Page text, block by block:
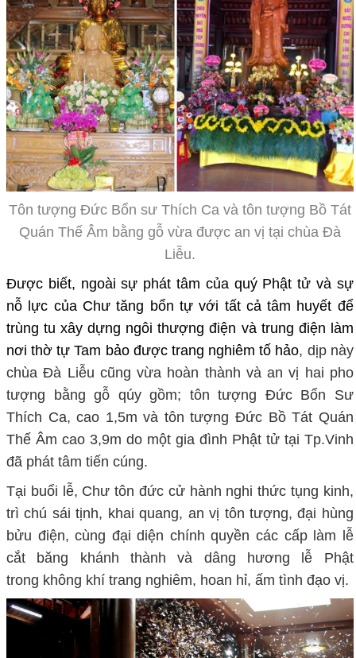
Tôn tượng Đức Bổn sư Thích Ca và tôn tượng Bồ Tát
Quán Thế Âm bằng gỗ vừa được an vị tại chùa Đà
Liễu.
Được biết, ngoài sự phát tâm của quý Phật tử và sự
nỗ lực của Chư tăng bổn tự với tất cả tâm huyết để
trùng tu xây dựng ngôi thượng điện và trung điện làm
nơi thờ tự Tam bảo được trang nghiêm tố hảo, dịp này
chùa Đà Liễu cũng vừa hoàn thành và an vị hai pho
tượng bằng gỗ qúy gồm; tôn tượng Đức Bổn Sư
Thích Ca, cao 1,5m và tôn tượng Đức Bồ Tát Quán
Thế Âm cao 3,9m do một gia đình Phật tử tại Tp.Vinh
đã phát tâm tiến cúng.
Tại buổi lễ, Chư tôn đức cử hành nghi thức tụng kinh,
trì chú sái tịnh, khai quang, an vị tôn tượng, đại hùng
bửu điện, cùng đại diện chính quyền các cấp làm lễ
cắt băng khánh thành và dâng hương lễ Phật
trong không khí trang nghiêm, hoan hỉ, ấm tình đạo vị.